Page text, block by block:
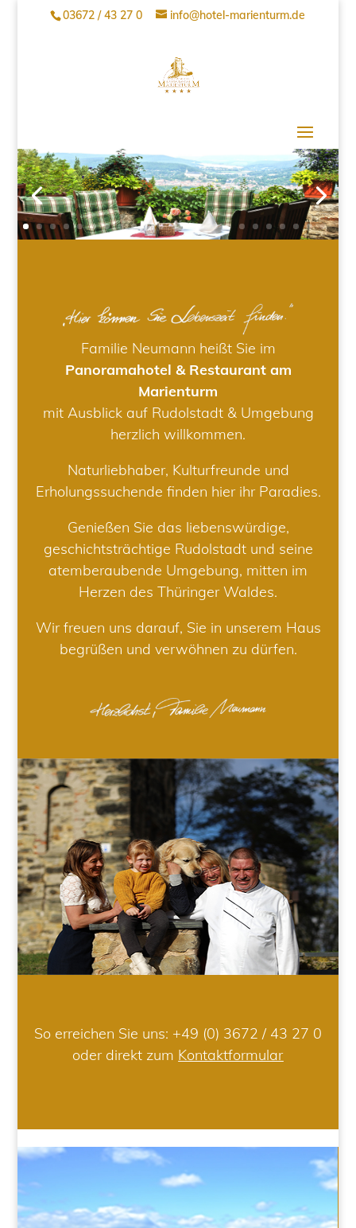
03672 / 43 27 0 info@hotel-marienturm.de
Familie Neumann heißt Sie im
Panoramahotel & Restaurant am
Marienturm
mit Ausblick auf Rudolstadt & Umgebung
herzlich willkommen.
Naturliebhaber, Kulturfreunde und
Erholungssuchende finden hier ihr Paradies.
Genießen Sie das liebenswürdige,
geschichtsträchtige Rudolstadt und seine
atemberaubende Umgebung, mitten im
Herzen des Thüringer Waldes.
Wir freuen uns darauf, Sie in unserem Haus
begrüßen und verwöhnen zu dürfen.
So erreichen Sie uns: +49 (0) 3672 / 43 27 0
oder direkt zum Kontaktformular